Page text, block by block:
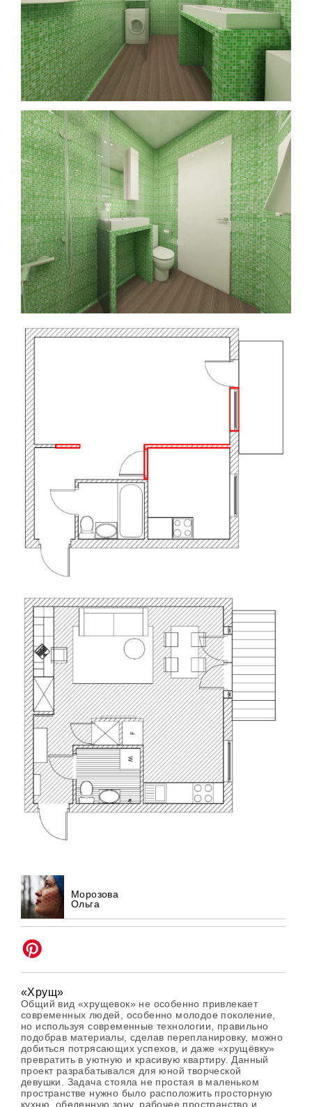
Морозова
Ольга
«Хрущ»
Общий вид «хрущевок» не особенно привлекает
современных людей, особенно молодое поколение,
но используя современные технологии, правильно
подобрав материалы, сделав перепланировку, можно
добиться потрясающих успехов, и даже «хрущёвку»
превратить в уютную и красивую квартиру. Данный
проект разрабатывался для юной творческой
девушки. Задача стояла не простая в маленьком
пространстве нужно было расположить просторную
кухню, обеденную зону, рабочее пространство и